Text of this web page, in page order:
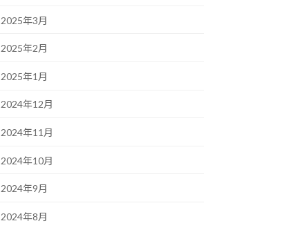
2025年3月
2025年2月
2025年1月
2024年12月
2024年11月
2024年10月
2024年9月
2024年8月